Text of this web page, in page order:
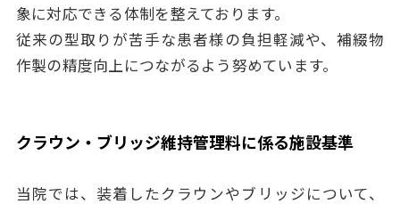
象に対応できる体制を整えております。
従来の型取りが苦手な患者様の負担軽減や、補綴物
作製の精度向上につながるよう努めています。
クラウン・ブリッジ維持管理料に係る施設基準
当院では、装着したクラウンやブリッジについて、